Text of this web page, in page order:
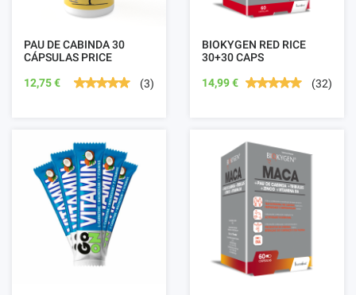
PAU DE CABINDA 30
CÁPSULAS PRICE
12,75 €
(3)
BIOKYGEN RED RICE
30+30 CAPS
14,99 €
(32)